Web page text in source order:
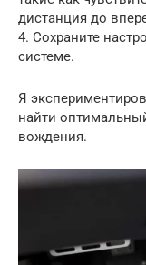
дистанция до
4. Сохраните
системе.
Я
найти
вождения.